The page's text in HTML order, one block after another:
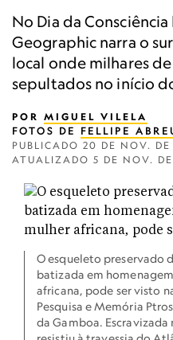
No Dia da
Geographic narra o
local onde milhares
sepultados no início
POR MIGUEL VILELA
FOTOS DE FELLIPE
PUBLICADO 20 DE NOV.
ATUALIZADO 5 DE NOV.
O esqueleto preservado
batizada em
africana, pode ser visto
Pesquisa e Memória
da Gamboa. Escravizada